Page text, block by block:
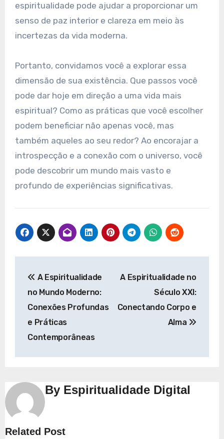
espiritualidade pode ajudar a proporcionar um
senso de paz interior e clareza em meio às
incertezas da vida moderna.
Portanto, convidamos você a explorar essa
dimensão de sua existência. Que passos você
pode dar hoje em direção a uma vida mais
espiritual? Como as práticas que você escolher
podem beneficiar não apenas você, mas
também aqueles ao seu redor? Ao encorajar a
introspecção e a conexão com o universo, você
pode descobrir um mundo mais vasto e
profundo de experiências significativas.
de
Post
A Espiritualidade
no Mundo Moderno:
Conexões Profundas
e Práticas
Contemporâneas
A Espiritualidade no
Século XXI:
Conectando Corpo e
Alma
By Espiritualidade Digital
Related Post
Espiritualidade